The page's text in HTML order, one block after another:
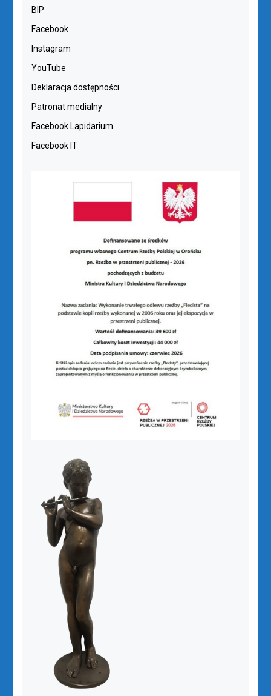
BIP
Facebook
Instagram
YouTube
Deklaracja dostępności
Patronat medialny
Facebook Lapidarium
Facebook IT